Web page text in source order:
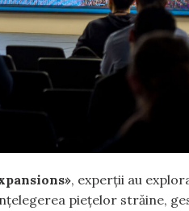
, experții au
piețelor străine,